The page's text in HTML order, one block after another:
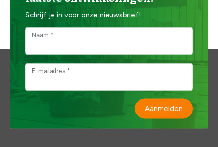
Schrijf je in voor onze nieuwsbrief!
Naam *
E-mailadres *
Aanmelden